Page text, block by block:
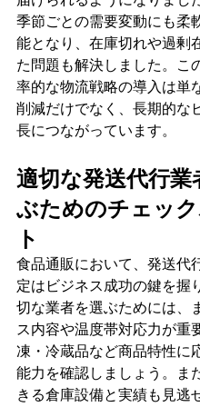
季節ごとの需要変動にも柔
能となり、在庫切れや過剰
た問題も解決しました。こ
率的な物流戦略の導入は単
削減だけでなく、長期的な
長につながっています。
適切な発送代行業
ぶためのチェッ
ト
食品通販において、発送代
定はビジネス成功の鍵を握
切な業者を選ぶためには、
ス内容や温度帯対応力が重
凍・冷蔵品など商品特性に
能力を確認しましょう。ま
きる倉庫設備と実績も見逃